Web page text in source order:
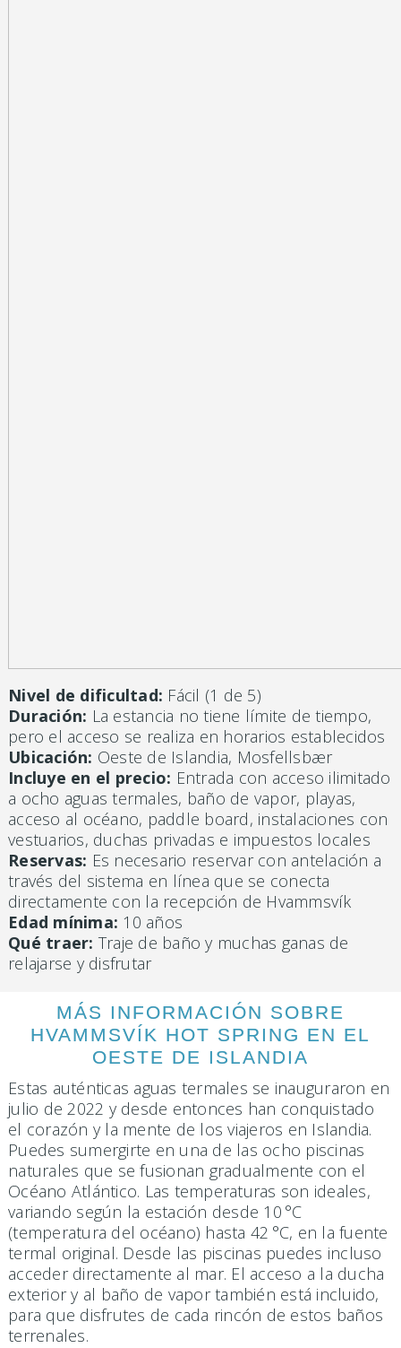
Nivel de dificultad: Fácil (1 de 5)
Duración: La estancia no tiene límite de tiempo,
pero el acceso se realiza en horarios establecidos
Ubicación: Oeste de Islandia, Mosfellsbær
Incluye en el precio: Entrada con acceso ilimitado
a ocho aguas termales, baño de vapor, playas,
acceso al océano, paddle board, instalaciones con
vestuarios, duchas privadas e impuestos locales
Reservas: Es necesario reservar con antelación a
través del sistema en línea que se conecta
directamente con la recepción de Hvammsvík
Edad mínima: 10 años
Qué traer: Traje de baño y muchas ganas de
relajarse y disfrutar
MÁS INFORMACIÓN SOBRE
HVAMMSVÍK HOT SPRING EN EL
OESTE DE ISLANDIA
Estas auténticas aguas termales se inauguraron en
julio de 2022 y desde entonces han conquistado
el corazón y la mente de los viajeros en Islandia.
Puedes sumergirte en una de las ocho piscinas
naturales que se fusionan gradualmente con el
Océano Atlántico. Las temperaturas son ideales,
variando según la estación desde 10 °C
(temperatura del océano) hasta 42 °C, en la fuente
termal original. Desde las piscinas puedes incluso
acceder directamente al mar. El acceso a la ducha
exterior y al baño de vapor también está incluido,
para que disfrutes de cada rincón de estos baños
terrenales.